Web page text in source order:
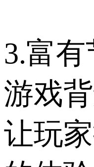
3.富
游戏
让玩